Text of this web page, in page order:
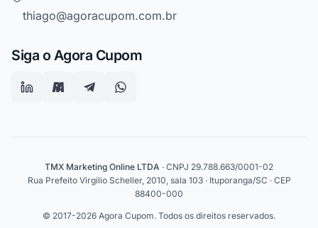
thiago@agoracupom.com.br
Siga o Agora Cupom
TMX Marketing Online LTDA · CNPJ 29.788.663/0001-02
Rua Prefeito Virgilio Scheller, 2010, sala 103 · Ituporanga/SC · CEP
88400-000
© 2017-2026 Agora Cupom. Todos os direitos reservados.